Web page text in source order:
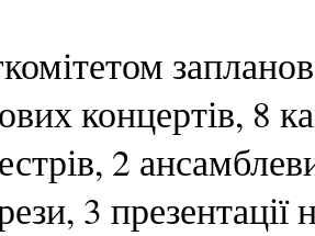
концертів, 8
2
3